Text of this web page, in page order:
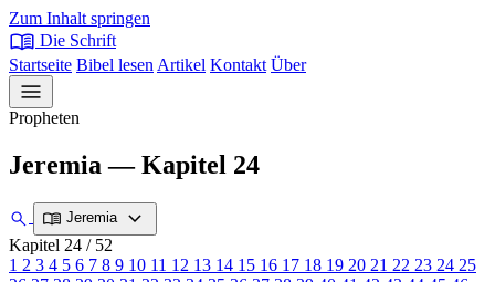
Zum Inhalt springen
menu_book Die Schrift
Startseite Bibel lesen Artikel Kontakt Über
menu
Propheten
Jeremia — Kapitel 24
search menu_book Jeremia expand_more
Kapitel 24 / 52
1 2 3 4 5 6 7 8 9 10 11 12 13 14 15 16 17 18 19 20 21 22 23 24 25